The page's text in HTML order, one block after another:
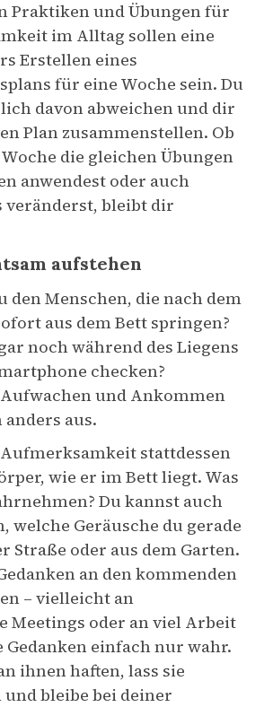
Praktiken und Übungen für
im Alltag sollen eine
Erstellen eines
für eine Woche sein. Du
davon abweichen und dir
Plan zusammenstellen. Ob
die gleichen Übungen
anwendest oder auch
veränderst, bleibt dir
aufstehen
den Menschen, die nach dem
aus dem Bett springen?
noch während des Liegens
checken?
und Ankommen
anders aus.
stattdessen
wie er im Bett liegt. Was
Du kannst auch
welche Geräusche du gerade
Straße oder aus dem Garten.
an den kommenden
– vielleicht an
Meetings oder an viel Arbeit
Gedanken einfach nur wahr.
ihnen haften, lass sie
bleibe bei deiner